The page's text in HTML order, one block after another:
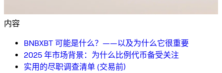
内容
BNBXBT 可能是什么？——以及为什么它很重要
2025 年市场背景：为什么比例代币备受关注
实用的尽职调查清单 (交易前)